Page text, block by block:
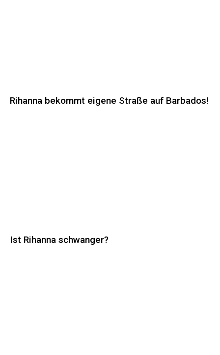
Rihanna bekommt eigene Straße auf Barbados!
Ist Rihanna schwanger?